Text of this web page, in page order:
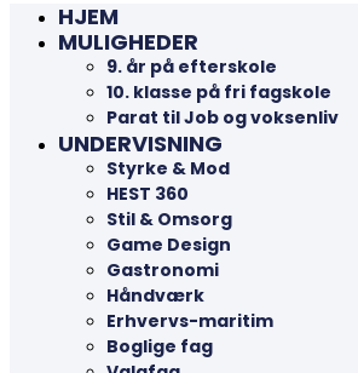
HJEM
MULIGHEDER
9. år på efterskole
10. klasse på fri fagskole
Parat til Job og voksenliv
UNDERVISNING
Styrke & Mod
HEST 360
Stil & Omsorg
Game Design
Gastronomi
Håndværk
Erhvervs-maritim
Boglige fag